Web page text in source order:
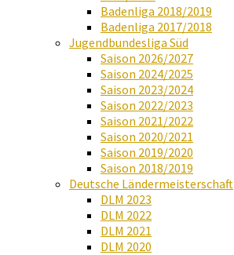
Badenliga 2018/2019
Badenliga 2017/2018
Jugendbundesliga Süd
Saison 2026/2027
Saison 2024/2025
Saison 2023/2024
Saison 2022/2023
Saison 2021/2022
Saison 2020/2021
Saison 2019/2020
Saison 2018/2019
Deutsche Ländermeisterschaft
DLM 2023
DLM 2022
DLM 2021
DLM 2020